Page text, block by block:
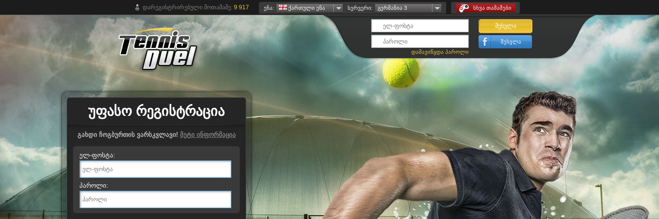
დარეგისტრირებული მოთამაშე: 9 917 ენა: ქართული ენა სერვერი: გერმანია 3 სხვა თამაშები
დამავიწყდა პაროლი
შესვლა
შესვლა
ᲣᲤᲐᲡᲝ ᲠᲔᲒᲘᲡᲢᲠᲐᲪᲘᲐ
გახდი ჩოგბურთის ვარსკვლავი! მეტი ინფორმაცია
ელ-ფოსტა:
პაროლი: